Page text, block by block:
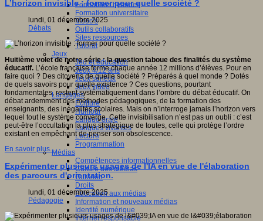
Formations hybrides
Formation universitaire
Mooc’s
Outils collaboratifs
Sites ressources
Tutorat
Jeux
Jeu et éducation
Jeux 4/12 ans
Jeux sérieux
Jeux vidéo
Langages
Ecriture
Humour
Langue orale
Langues vivantes
Lecture
Programmation
Médias
Compétences informationnelles
Culture des médias
Curation
Droits
Education aux médias
Information et nouveaux médias
Identité numérique
Internet responsable
L’horizon invisible : former pour quelle société ?
lundi, 01 décembre 2025
Débats
Huitième volet de notre série : la question taboue des finalités du système
éducatif. L’école française forme chaque année 12 millions d’élèves. Pour en
faire quoi ? Des citoyens de quelle société ? Préparés à quel monde ? Dotés
de quels savoirs pour quelle existence ? Ces questions, pourtant
fondamentales, restent systématiquement dans l’ombre du débat éducatif. On
débat ardemment des méthodes pédagogiques, de la formation des
enseignants, des inégalités scolaires. Mais on n’interroge jamais l’horizon vers
lequel tout le système converge. Cette invisibilisation n’est pas un oubli : c’est
peut-être l’occultation la plus stratégique de toutes, celle qui protège l’ordre
existant en empêchant de penser son obsolescence.
En savoir plus...
Expérimenter plusieurs usages de l'IA en vue de l'élaboration
des parcours d'orientation.
lundi, 01 décembre 2025
Pédagogie